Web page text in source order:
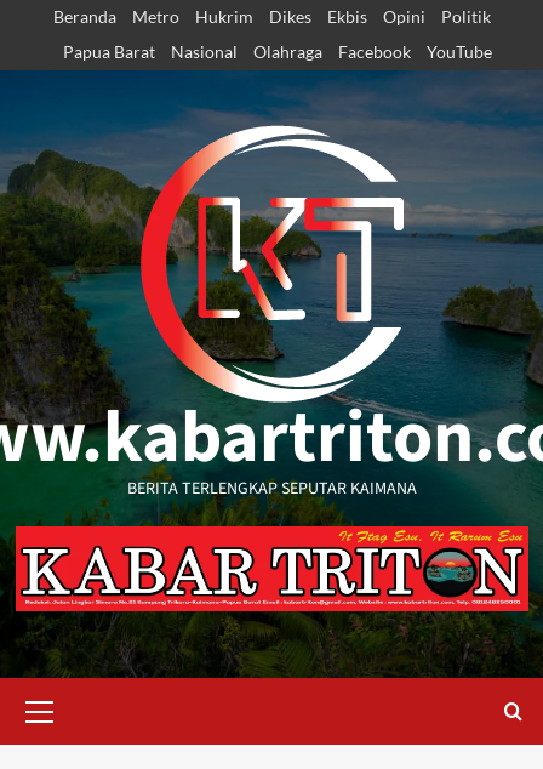
content
Beranda Metro Hukrim Dikes Ekbis Opini
Politik
Papua Barat
Nasional Olahraga Facebook YouTube
BERITA TERLENGKAP SEPUTAR KAIMANA
Menu